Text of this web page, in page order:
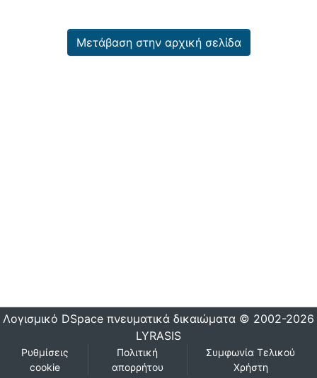
Μετάβαση στην αρχική σελίδα
Λογισμικό DSpace πνευματικά δικαιώματα © 2002-2026
LYRASIS
Ρυθμίσεις
cookie
Πολιτική
απορρήτου
Συμφωνία Τελικού
Χρήστη